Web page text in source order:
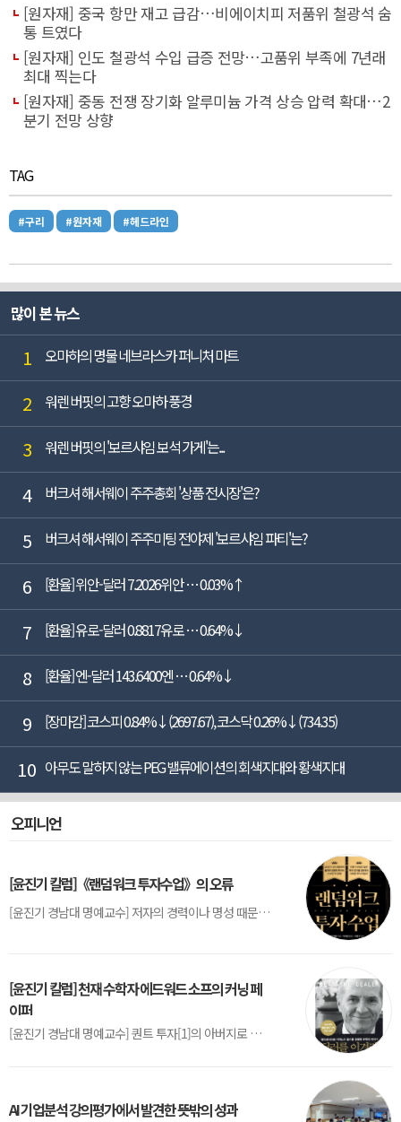
[원자재] 중국 항만 재고 급감…비에이치피 저품위 철광석 숨
통 트였다
[원자재] 인도 철광석 수입 급증 전망…고품위 부족에 7년래
최대 찍는다
[원자재] 중동 전쟁 장기화 알루미늄 가격 상승 압력 확대…2
분기 전망 상향
TAG
#구리 #원자재 #헤드라인
많이 본 뉴스
1 오마하의 명물 네브라스카 퍼니처 마트
2 워렌 버핏의 고향 오마하 풍경
3 워렌 버핏의 '보르샤임 보석 가게'는...
4 버크셔 해서웨이 주주총회 '상품 전시장'은?
5 버크셔 해서웨이 주주미팅 전야제 '보르샤임 파티'는?
6 [환율] 위안-달러 7.2026위안 … 0.03%↑
7 [환율] 유로-달러 0.8817유로 … 0.64%↓
8 [환율] 엔-달러 143.6400엔 … 0.64%↓
9 [장마감] 코스피 0.84%↓(2697.67), 코스닥 0.26%↓(734.35)
10 아무도 말하지 않는 PEG 밸류에이션의 회색지대와 황색지대
오피니언
[윤진기 칼럼]《랜덤워크 투자수업》의 오류
[윤진기 경남대 명예교수] 저자의 경력이나 명성 때문인지 2020년에 번역 출판된 《랜덤워크 투자수업》(A Random Walk Down Wall Street) 12판은 표지부터가 거창하다. ‘45년간 12번 개정하며 철저히 검증한 투자서’, ‘전문가 부럽지 않은 투자 감각을 길러주는 위대한 투자지침서’ 라는 은빛 광고문구로 독자를 유혹한다.[1] 출판 50주...
[윤진기 칼럼] 천재 수학자 에드워드 소프의 커닝 페
이퍼
[윤진기 경남대 명예교수] 퀀트 투자[1]의 아버지로 불리는 에드워드 소프(Edward O. Thorp)는 수학계에서 천재로 알려진 인물이다. 그는 수학자이지만, 투자 업계에도 여러 가지 흥미로운 일화를 남겼다.수학을 이용하여 카지노를 이길 수 있는지가 궁금했던 그는 동료 교수가 소개해 준 블랙잭(Blackjack) 전략의 핵심을 손바닥 크기의 종이에 요...
AI 기업분석 강의평가에서 발견한 뜻밖의 성과